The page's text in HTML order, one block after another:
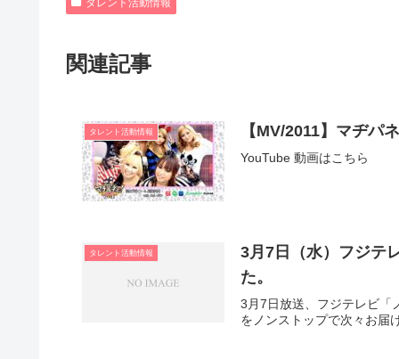
タレント活動情報
関連記事
タレント活動情報 【MV/2011】マヂパ
YouTube 動画はこちら
タレント活動情報
3月7日（水）フジテ
た。
3月7日放送、フジテレビ「
をノンストップで次々お届